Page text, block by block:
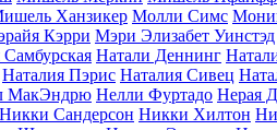
Ханзикер Молли Симс
Кэрри Мэри Элизабет Уинстэд
Самбурская Натали Деннинг
Наталия Пэрис Наталия Сивец
МакЭндрю Нелли Фуртадо Нерая
Никки Сандерсон Никки Хилтон